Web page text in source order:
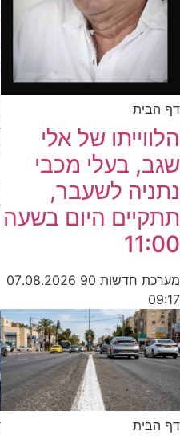
דף הבית
הלווייתו של אלי
שגב, בעלי מכבי
נתניה לשעבר,
תתקיים היום בשעה
11:00
מערכת חדשות 90
07.08.2026
09:17
דף הבית